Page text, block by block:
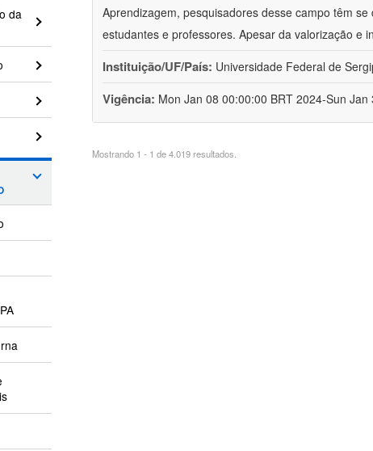
da
Aprendizagem, pesquisadores desse campo têm
estudantes e professores. Apesar da valorização e
Instituição/UF/País: Universidade Federal de
Vigência: Mon Jan 08 00:00:00 BRT 2024-Sun
Mostrando 1 - 1 de 4.019 resultados.